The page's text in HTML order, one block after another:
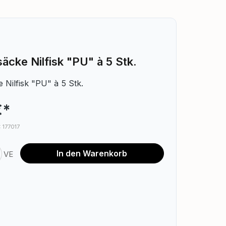
Nilfisk "PU" à 5 Stk.
Nilfisk "PU" à 5 Stk.
Gib den gewünschten Wert
VE In den Warenkorb